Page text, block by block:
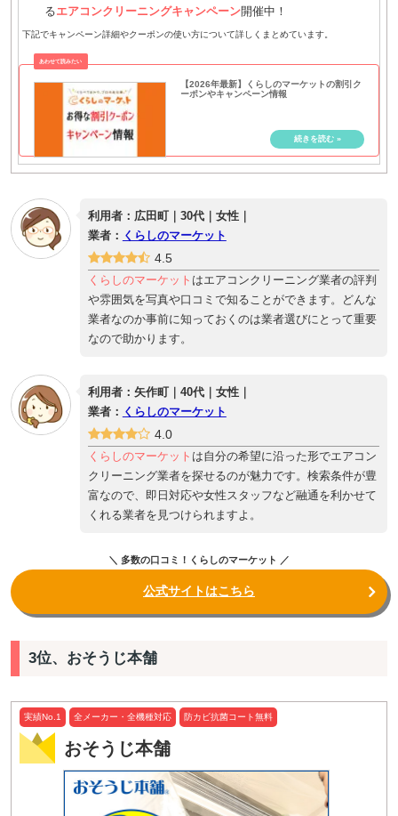
るエアコンクリーニングキャンペーン開催中！
下記でキャンペーン詳細やクーポンの使い方について詳しくまとめています。
【2026年最新】くらしのマーケットの割引ク
ーポンやキャンペーン情報
利用者：広田町｜30代｜女性｜
業者： くらしのマーケット
4.5
くらしのマーケット はエアコンクリーニング業者の評判
や雰囲気を写真や口コミで知ることができます。どんな
業者なのか事前に知っておくのは業者選びにとって重要
なので助かります。
利用者：矢作町｜40代｜女性｜
業者： くらしのマーケット
4.0
くらしのマーケット は自分の希望に沿った形でエアコン
クリーニング業者を探せるのが魅力です。検索条件が豊
富なので、即日対応や女性スタッフなど融通を利かせて
くれる業者を見つけられますよ。
＼ 多数の口コミ！くらしのマーケット ／
公式サイトはこちら
3位、おそうじ本舗
実績No.1 全メーカー・全機種対応 防カビ抗菌コート無料
おそうじ本舗